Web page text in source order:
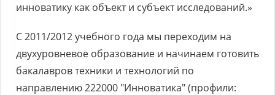
инноватику как объект и субъект исследований.»
С 2011/2012 учебного года мы переходим на
двухуровневое образование и начинаем готовить
бакалавров техники и технологий по
направлению 222000 "Инноватика" (профили: